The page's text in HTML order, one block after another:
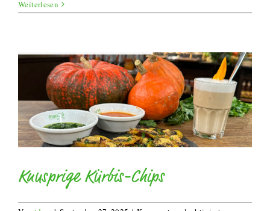
Weiterlesen
Knusprige Kürbis-Chips